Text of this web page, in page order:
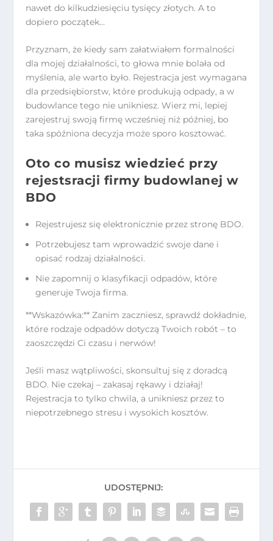
nawet do kilkudziesięciu tysięcy złotych. A to
dopiero początek…
Przyznam, że kiedy sam załatwiałem formalności
dla mojej działalności, to głowa mnie bolała od
myślenia, ale warto było. Rejestracja jest wymagana
dla przedsiębiorstw, które produkują odpady, a w
budowlance tego nie unikniesz. Wierz mi, lepiej
zarejestruj swoją firmę wcześniej niż później, bo
taka spóźniona decyzja może sporo kosztować.
Oto co musisz wiedzieć przy
rejestsracji firmy budowlanej w
BDO
Rejestrujesz się elektronicznie przez stronę BDO.
Potrzebujesz tam wprowadzić swoje dane i
opisać rodzaj działalności.
Nie zapomnij o klasyfikacji odpadów, które
generuje Twoja firma.
**Wskazówka:** Zanim zaczniesz, sprawdź dokładnie,
które rodzaje odpadów dotyczą Twoich robót – to
zaoszczędzi Ci czasu i nerwów!
Jeśli masz wątpliwości, skonsultuj się z doradcą
BDO. Nie czekaj – zakasaj rękawy i działaj!
Rejestracja to tylko chwila, a unikniesz przez to
niepotrzebnego stresu i wysokich kosztów.